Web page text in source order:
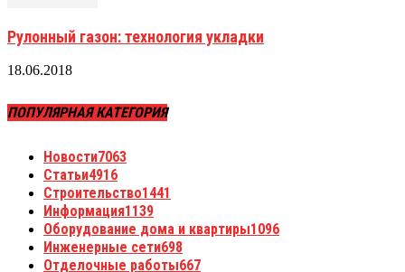
Рулонный газон: технология укладки
18.06.2018
ПОПУЛЯРНАЯ КАТЕГОРИЯ
Новости7063
Статьи4916
Строительство1441
Информация1139
Оборудование дома и квартиры1096
Инженерные сети698
Отделочные работы667